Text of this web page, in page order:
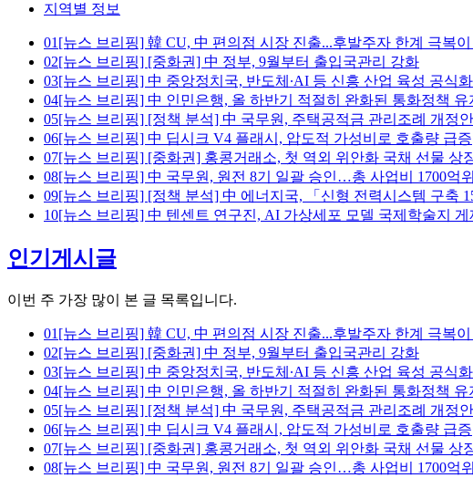
지역별 정보
01[뉴스 브리핑] 韓 CU, 中 편의점 시장 진출...후발주자 한계 극복이
02[뉴스 브리핑] [중화권] 中 정부, 9월부터 출입국관리 강화
03[뉴스 브리핑] 中 중앙정치국, 반도체∙AI 등 신흥 산업 육성 공식화
04[뉴스 브리핑] 中 인민은행, 올 하반기 적절히 완화된 통화정책 유
05[뉴스 브리핑] [정책 분석] 中 국무원, 주택공적금 관리조례 개정
06[뉴스 브리핑] 中 딥시크 V4 플래시, 압도적 가성비로 호출량 급증
07[뉴스 브리핑] [중화권] 홍콩거래소, 첫 역외 위안화 국채 선물 상
08[뉴스 브리핑] 中 국무원, 원전 8기 일괄 승인…총 사업비 1700억
09[뉴스 브리핑] [정책 분석] 中 에너지국, 「신형 전력시스템 구축
10[뉴스 브리핑] 中 텐센트 연구진, AI 가상세포 모델 국제학술지 게
인기게시글
이번 주 가장 많이 본 글 목록입니다.
01 [뉴스 브리핑] 韓 CU, 中 편의점 시장 진출...후발주자 한계 극복이
02[뉴스 브리핑] [중화권] 中 정부, 9월부터 출입국관리 강화
03[뉴스 브리핑] 中 중앙정치국, 반도체∙AI 등 신흥 산업 육성 공식화
04[뉴스 브리핑] 中 인민은행, 올 하반기 적절히 완화된 통화정책 유
05[뉴스 브리핑] [정책 분석] 中 국무원, 주택공적금 관리조례 개정
06[뉴스 브리핑] 中 딥시크 V4 플래시, 압도적 가성비로 호출량 급증
07[뉴스 브리핑] [중화권] 홍콩거래소, 첫 역외 위안화 국채 선물 상
08[뉴스 브리핑] 中 국무원, 원전 8기 일괄 승인…총 사업비 1700억